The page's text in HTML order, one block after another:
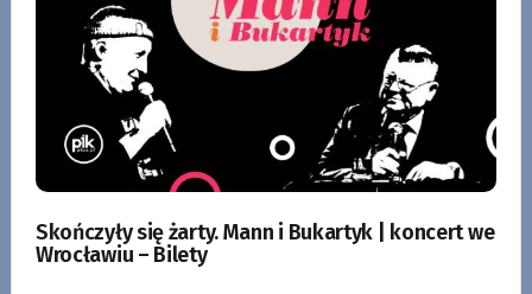
Skończyły się żarty. Mann i Bukartyk | koncert we
Wrocławiu – Bilety